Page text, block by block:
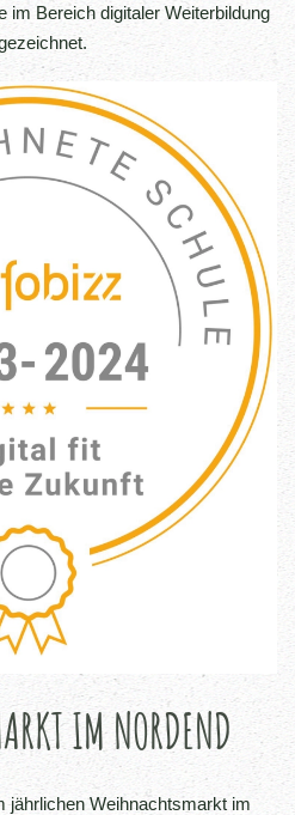
im Bereich digitaler Weiterbildung
IM NORDEND
jährlichen Weihnachtsmarkt im